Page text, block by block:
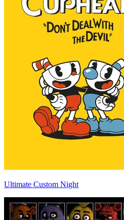
Ultimate Custom Night